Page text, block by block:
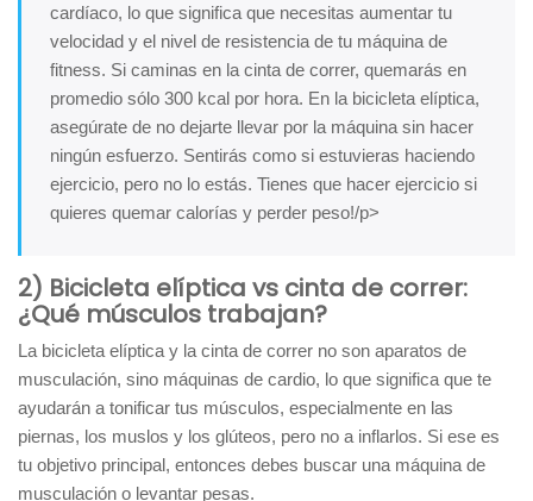
cardíaco, lo que significa que necesitas aumentar tu
velocidad y el nivel de resistencia de tu máquina de
fitness. Si caminas en la cinta de correr, quemarás en
promedio sólo 300 kcal por hora. En la bicicleta elíptica,
asegúrate de no dejarte llevar por la máquina sin hacer
ningún esfuerzo. Sentirás como si estuvieras haciendo
ejercicio, pero no lo estás. Tienes que hacer ejercicio si
quieres quemar calorías y perder peso!/p>
2) Bicicleta elíptica vs cinta de correr:
¿Qué músculos trabajan?
La bicicleta elíptica y la cinta de correr no son aparatos de
musculación, sino máquinas de cardio, lo que significa que te
ayudarán a tonificar tus músculos, especialmente en las
piernas, los muslos y los glúteos, pero no a inflarlos. Si ese es
tu objetivo principal, entonces debes buscar una máquina de
musculación o levantar pesas.